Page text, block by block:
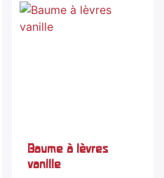
Baume à lèvres
vanille